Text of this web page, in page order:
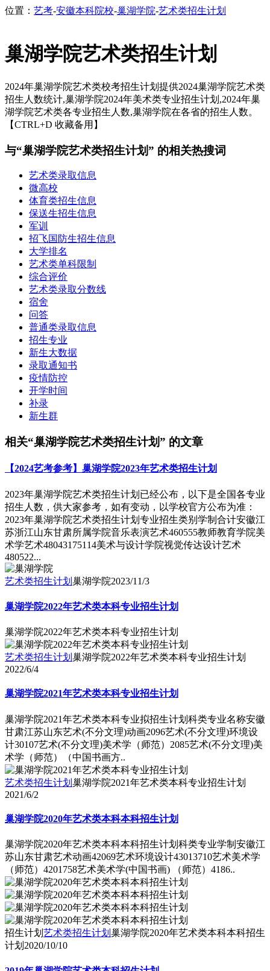
位置： 艺考-安徽本科院校-巢湖学院-艺术类招生计划
巢湖学院艺术类招生计划
2024年巢湖学院艺术类校考招生计划提供2024巢湖学院艺术类
招生人数统计,巢湖学院2024年美术类专业招生计划,2024年巢
湖学院艺术类各专业招生人数,巢湖学院在各省的招生人数。
【CTRL+D 收藏备用】
与“巢湖学院艺术类招生计划” 的相关热搜词
艺术类录取信息
微高校
体育类招生信息
保送生招生信息
军训
招飞国防生招生信息
大学排名
艺术类单科限制
综合评价
艺术类录取分数线
宿舍
问答
普通类录取信息
招生专业
新生大数据
录取通知书
疫情防控
开学时间
补录
新生群
相关“巢湖学院艺术类招生计划” 的文章
【2024艺考参考】巢湖学院2023年艺术类招生计划
2023年巢湖学院艺术类招生计划已经公布，以下是全国各专业
招生人数，供大家参考，如有变动，以学校官方公布为准：
2023年巢湖学院艺术类招生计划专业招生类别学制合计安徽江
苏浙江山东甘肃所属学院音乐表演艺术460555教师教育学院美
术学艺术48043175114美术与设计学院视觉传达设计艺术
480522...
艺术类招生计划 巢湖学院2023/11/3
巢湖学院2022年艺术类本科专业招生计划
巢湖学院2022年艺术类本科专业招生计划
艺术类招生计划 巢湖学院2022年艺术类本科专业招生计划
2022/6/4
巢湖学院2021年艺术类本科专业招生计划
巢湖学院2021年艺术类本科专业拟招生计划科类专业名称安徽
甘肃江苏山东艺术(不分文理)动画2096艺术(不分文理)环境设
计30107艺术(不分文理)美术学（师范）2085艺术(不分文理)美
术学（师范）（中国书画方..
艺术类招生计划 巢湖学院2021年艺术类本科专业招生计划
2021/6/2
巢湖学院2020年艺术类本科本科招生计划
巢湖学院2020年艺术类本科本科招生计划科类专业学制安徽江
苏山东甘肃艺术动画42069艺术环境设计43013710艺术美术学
（师范）4201758艺术美术学(中国书画) （师范）4186..
招生计划 艺术类招生计划 巢湖学院2020年艺术类本科本科招生
计划 2020/10/10